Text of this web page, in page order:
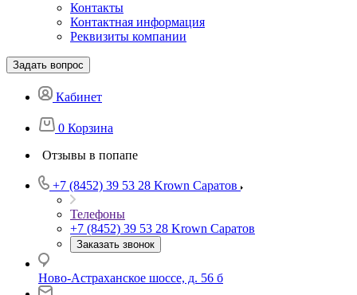
Контакты
Контактная информация
Реквизиты компании
Задать вопрос
Кабинет
0 Корзина
Отзывы в попапе
+7 (8452) 39 53 28 Krown Саратов
Телефоны
+7 (8452) 39 53 28 Krown Саратов
Заказать звонок
Ново-Астраханское шоссе, д. 56 б